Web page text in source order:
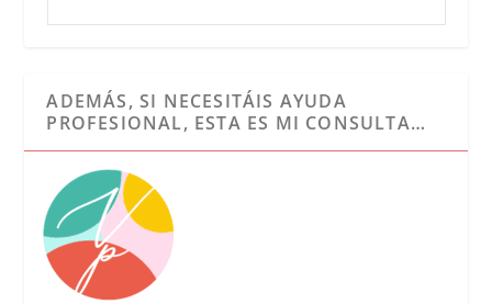
ADEMÁS, SI NECESITÁIS AYUDA
PROFESIONAL, ESTA ES MI CONSULTA…